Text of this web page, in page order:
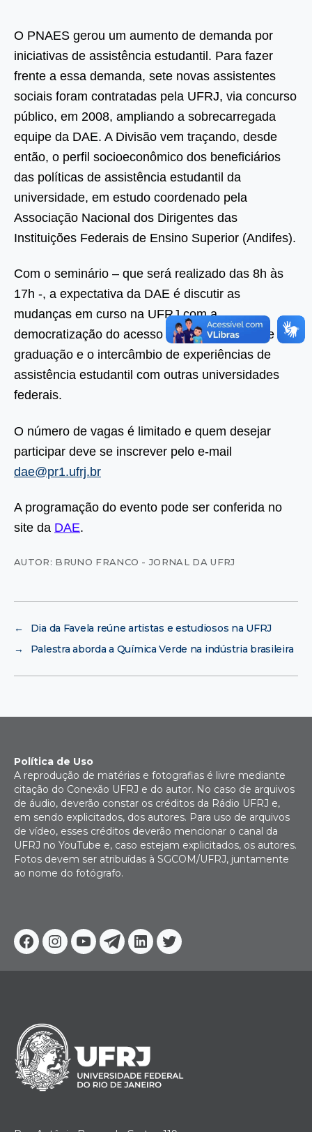
O PNAES gerou um aumento de demanda por
iniciativas de assistência estudantil. Para fazer
frente a essa demanda, sete novas assistentes
sociais foram contratadas pela UFRJ, via concurso
público, em 2008, ampliando a sobrecarregada
equipe da DAE. A Divisão vem traçando, desde
então, o perfil socioeconômico dos beneficiários
das políticas de assistência estudantil da
universidade, em estudo coordenado pela
Associação Nacional dos Dirigentes das
Instituições Federais de Ensino Superior (Andifes).
Com o seminário – que será realizado das 8h às
17h -, a expectativa da DAE é discutir as
mudanças em curso na UFRJ com a
democratização do acesso aos seus cursos de
graduação e o intercâmbio de experiências de
assistência estudantil com outras universidades
federais.
O número de vagas é limitado e quem desejar
participar deve se inscrever pelo e-mail
dae@pr1.ufrj.br
A programação do evento pode ser conferida no
site da DAE.
AUTOR: BRUNO FRANCO - JORNAL DA UFRJ
←
Dia da Favela reúne artistas e estudiosos na UFRJ
→
Palestra aborda a Química Verde na indústria brasileira
Facebook
Instagram
YoutubeTelegram
Linkedin
Twitter
Política de Uso
A reprodução de matérias e fotografias é livre mediante
citação do Conexão UFRJ e do autor. No caso de arquivos
de áudio, deverão constar os créditos da Rádio UFRJ e,
em sendo explicitados, dos autores. Para uso de arquivos
de vídeo, esses créditos deverão mencionar o canal da
UFRJ no YouTube e, caso estejam explicitados, os autores.
Fotos devem ser atribuídas à SGCOM/UFRJ, juntamente
ao nome do fotógrafo.